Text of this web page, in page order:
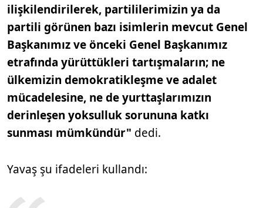
ilişkilendirilerek, partililerimizin ya da
partili görünen bazı isimlerin mevcut Genel
Başkanımız ve önceki Genel Başkanımız
etrafında yürüttükleri tartışmaların; ne
ülkemizin demokratikleşme ve adalet
mücadelesine, ne de yurttaşlarımızın
derinleşen yoksulluk sorununa katkı
sunması mümkündür" dedi.
Yavaş şu ifadeleri kullandı: